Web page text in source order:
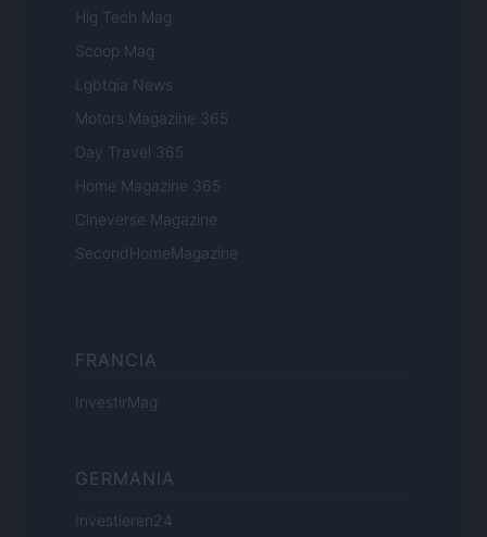
Hig Tech Mag
Scoop Mag
Lgbtqia News
Motors Magazine 365
Day Travel 365
Home Magazine 365
Cineverse Magazine
SecondHomeMagazine
FRANCIA
InvestirMag
GERMANIA
Investieren24